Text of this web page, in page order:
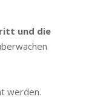
und die
werden.